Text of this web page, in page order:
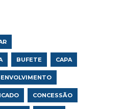
BUFETE CAPA
CONCESSÃO